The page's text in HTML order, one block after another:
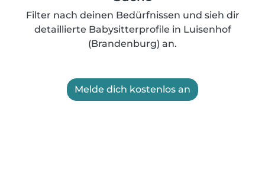
Filter nach deinen Bedürfnissen und sieh dir
detaillierte Babysitterprofile in Luisenhof
(Brandenburg) an.
Melde dich kostenlos an